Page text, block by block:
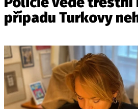
případu Turkovy